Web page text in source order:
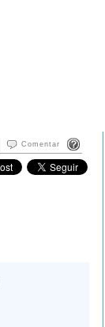
Comentar